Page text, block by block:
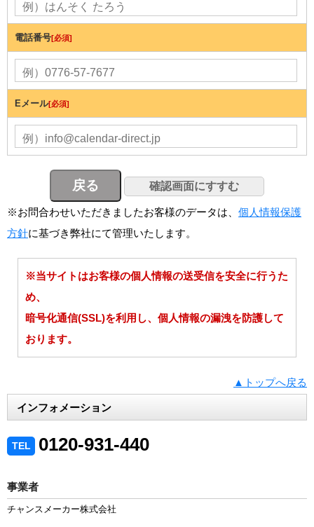
電話番号[必須]
Eメール[必須]
※お問合わせいただきましたお客様のデータは、 個人情報保護
方針に基づき弊社にて管理いたします。
※当サイトはお客様の個人情報の送受信を安全に行うた
め、
暗号化通信(SSL)を利用し、個人情報の漏洩を防護して
おります。
▲トップへ戻る
インフォメーション
TEL 0120-931-440
事業者
チャンスメーカー株式会社